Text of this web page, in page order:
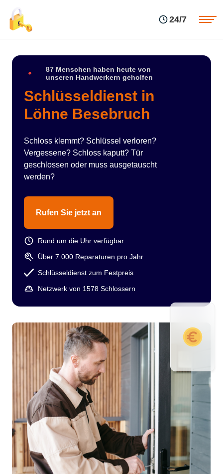
24/7
87 Menschen haben heute von
unseren Handwerkern geholfen
Schlüsseldienst in
Löhne Besebruch
Schloss klemmt? Schlüssel verloren?
Vergessene? Schloss kaputt? Tür
geschlossen oder muss ausgetauscht
werden?
Rufen Sie jetzt an
Rund um die Uhr verfügbar
Über 7 000 Reparaturen pro Jahr
Schlüsseldienst zum Festpreis
Netzwerk von 1578 Schlossern